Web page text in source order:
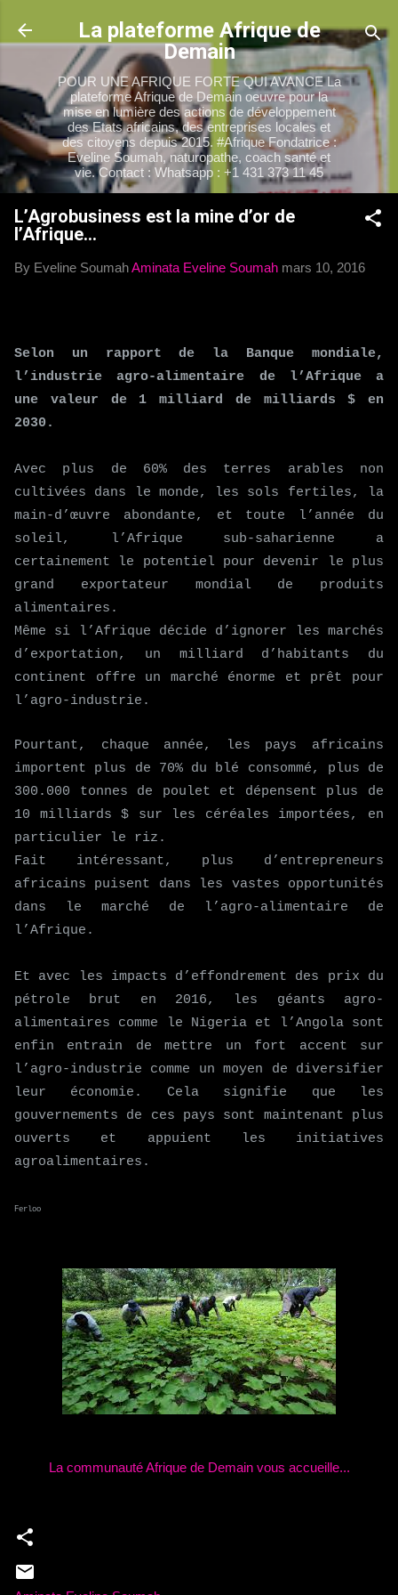
Accéder au contenu principal
La plateforme Afrique de
Demain
POUR UNE AFRIQUE FORTE QUI AVANCE La
plateforme Afrique de Demain oeuvre pour la
mise en lumière des actions de développement
des Etats africains, des entreprises locales et
des citoyens depuis 2015. #Afrique Fondatrice :
Eveline Soumah, naturopathe, coach santé et
vie. Contact : Whatsapp : +1 431 373 11 45
L’Agrobusiness est la mine d’or de
l’Afrique…
By Eveline SoumahAminata Eveline Soumah mars 10, 2016
Selon un rapport de la Banque mondiale,
l’industrie agro-alimentaire de l’Afrique a
une valeur de 1 milliard de milliards $ en
2030.
Avec plus de 60% des terres arables non
cultivées dans le monde, les sols fertiles, la
main-d’œuvre abondante, et toute l’année du
soleil, l’Afrique sub-saharienne a
certainement le potentiel pour devenir le plus
grand exportateur mondial de produits
alimentaires.
Même si l’Afrique décide d’ignorer les marchés
d’exportation, un milliard d’habitants du
continent offre un marché énorme et prêt pour
l’agro-industrie.
Pourtant, chaque année, les pays africains
importent plus de 70% du blé consommé, plus de
300.000 tonnes de poulet et dépensent plus de
10 milliards $ sur les céréales importées, en
particulier le riz.
Fait intéressant, plus d’entrepreneurs
africains puisent dans les vastes opportunités
dans le marché de l’agro-alimentaire de
l’Afrique.
Et avec les impacts d’effondrement des prix du
pétrole brut en 2016, les géants agro-
alimentaires comme le Nigeria et l’Angola sont
enfin entrain de mettre un fort accent sur
l’agro-industrie comme un moyen de diversifier
leur économie. Cela signifie que les
gouvernements de ces pays sont maintenant plus
ouverts et appuient les initiatives
agroalimentaires.
Ferloo
La communauté Afrique de Demain vous accueille...